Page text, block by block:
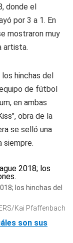
donde el
por 3 a 1. En
mostraron muy
artista.
los hinchas del
de fútbol
en ambas
", obra de la
se selló una
siempre.
los hinchas del
Kai Pfaffenbach
son sus